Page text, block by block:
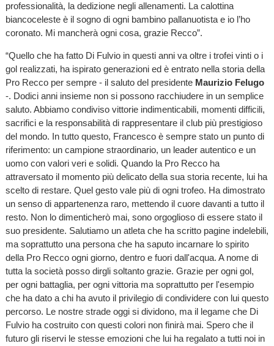
professionalità, la dedizione negli allenamenti. La calottina
biancoceleste è il sogno di ogni bambino pallanuotista e io l’ho
coronato. Mi mancherà ogni cosa, grazie Recco”.
“Quello che ha fatto Di Fulvio in questi anni va oltre i trofei vinti o i
gol realizzati, ha ispirato generazioni ed è entrato nella storia della
Pro Recco per sempre - il saluto del presidente Maurizio Felugo
-. Dodici anni insieme non si possono racchiudere in un semplice
saluto. Abbiamo condiviso vittorie indimenticabili, momenti difficili,
sacrifici e la responsabilità di rappresentare il club più prestigioso
del mondo. In tutto questo, Francesco è sempre stato un punto di
riferimento: un campione straordinario, un leader autentico e un
uomo con valori veri e solidi. Quando la Pro Recco ha
attraversato il momento più delicato della sua storia recente, lui ha
scelto di restare. Quel gesto vale più di ogni trofeo. Ha dimostrato
un senso di appartenenza raro, mettendo il cuore davanti a tutto il
resto. Non lo dimenticherò mai, sono orgoglioso di essere stato il
suo presidente. Salutiamo un atleta che ha scritto pagine indelebili,
ma soprattutto una persona che ha saputo incarnare lo spirito
della Pro Recco ogni giorno, dentro e fuori dall'acqua. A nome di
tutta la società posso dirgli soltanto grazie. Grazie per ogni gol,
per ogni battaglia, per ogni vittoria ma soprattutto per l'esempio
che ha dato a chi ha avuto il privilegio di condividere con lui questo
percorso. Le nostre strade oggi si dividono, ma il legame che Di
Fulvio ha costruito con questi colori non finirà mai. Spero che il
futuro gli riservi le stesse emozioni che lui ha regalato a tutti noi in